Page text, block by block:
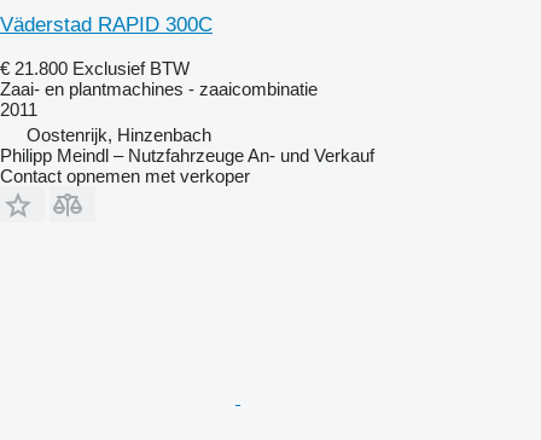
Väderstad RAPID 300C
€ 21.800 Exclusief BTW
Zaai- en plantmachines - zaaicombinatie
2011
Oostenrijk, Hinzenbach
Philipp Meindl – Nutzfahrzeuge An- und Verkauf
Contact opnemen met verkoper